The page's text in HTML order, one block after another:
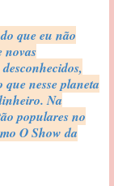
que eu não
novas
nesse planeta
Na
populares no
O Show da